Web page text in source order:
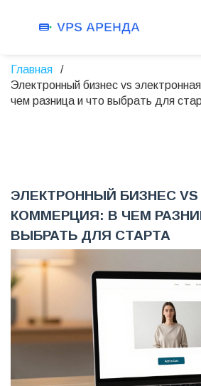
Главная
Электронный бизнес vs
чем разница и что выбрать для
ЭЛЕКТРОННЫЙ БИЗНЕС
КОММЕРЦИЯ: В ЧЕМ
ВЫБРАТЬ ДЛЯ СТАРТА